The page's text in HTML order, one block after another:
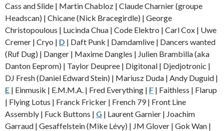
Cass and Slide | Martin Chabloz | Claude Charnier (groupe
Headscan) | Chicane (Nick Bracegirdle) | George
Christopoulous | Lucinda Chua | Code Elektro | Carl Cox | Uwe
Cremer | Cryo | D | Daft Punk | Damdamlive | Dancers wanted
(Ruf Dug) | Danger | Maxime Dangles | Julien Brambilla (aka
Danton Eeprom) | Taylor Deupree | Digitonal | Djedjotronic |
DJ Fresh (Daniel Edward Stein) | Mariusz Duda | Andy Duguid |
E | Einmusik | E.M.M.A. | Fred Everything | F | Faithless | Flarup
| Flying Lotus | Franck Fricker | French 79 | Front Line
Assembly | Fuck Buttons | G | Laurent Garnier | Joachim
Garraud | Gesaffelstein (Mike Lévy) | JM Glover | Gok Wan |